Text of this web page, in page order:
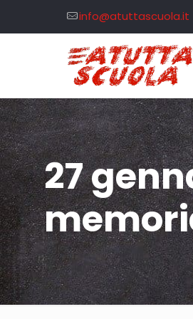
info@atuttascuola.it
27